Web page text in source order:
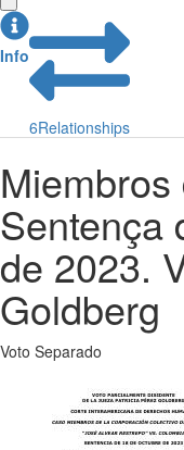
Info
6Relationships
Miembros
Sentença
de 2023.
Goldberg
Voto Separado